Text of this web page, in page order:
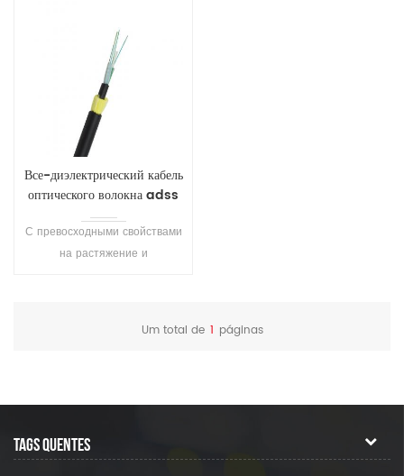
Все-диэлектрический кабель
оптического волокна adss
С превосходными свойствами
на растяжение и
Um total de 1 páginas
TAGS QUENTES